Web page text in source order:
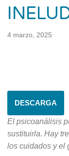
4 marzo, 2025
DESCARGA
El psicoanálisis
sustituirla. Hay
los cuidados y el